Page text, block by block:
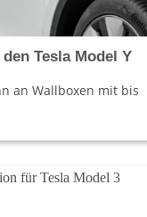
Tesla Model Y
an Wallboxen mit bis